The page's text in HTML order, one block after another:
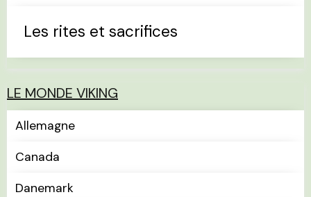
Les rites et sacrifices
LE MONDE VIKING
Allemagne
Canada
Danemark